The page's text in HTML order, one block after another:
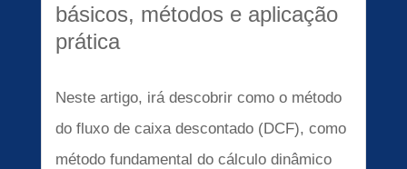
básicos, métodos e aplicação
prática
Neste artigo, irá descobrir como o método
do fluxo de caixa descontado (DCF), como
método fundamental do cálculo dinâmico